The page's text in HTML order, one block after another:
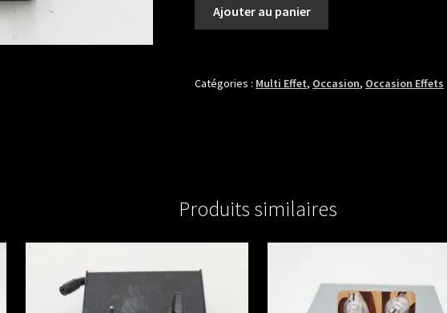
EXCITER
Ajouter au panier
Catégories : Multi Effet, Occasion, Occasion Effets
Produits similaires